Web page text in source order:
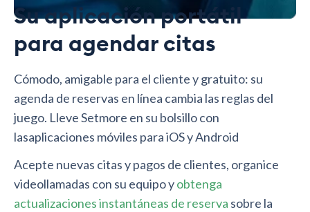
Su aplicación portátil
para agendar citas
Cómodo, amigable para el cliente y gratuito: su
agenda de reservas en línea cambia las reglas del
juego. Lleve Setmore en su bolsillo con
lasaplicaciones móviles para iOS y Android
Acepte nuevas citas y pagos de clientes, organice
videollamadas con su equipo yobtenga
actualizaciones instantáneas de reserva sobre la